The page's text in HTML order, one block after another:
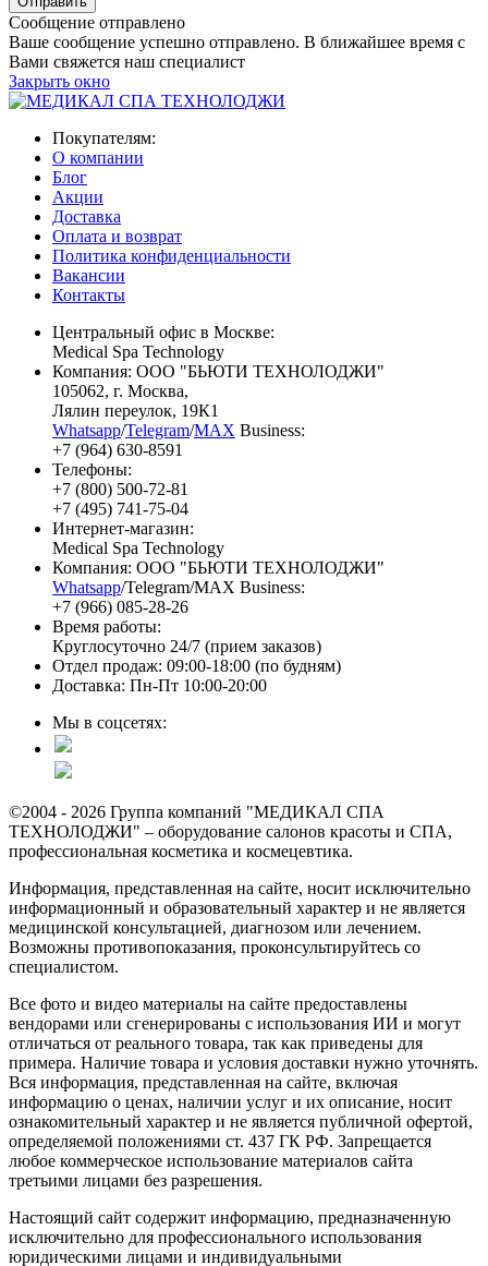
Сообщение отправлено
Ваше сообщение успешно отправлено. В ближайшее время с
Вами свяжется наш специалист
Закрыть окно
Покупателям:
О компании
Блог
Акции
Доставка
Оплата и возврат
Политика конфиденциальности
Вакансии
Контакты
Центральный офис в Москве:
Medical Spa Technology
Компания: ООО "БЬЮТИ ТЕХНОЛОДЖИ"
105062, г. Москва,
Лялин переулок, 19К1
Whatsapp/Telegram/MAX Business:
+7 (964) 630-8591
Телефоны:
+7 (800) 500-72-81
+7 (495) 741-75-04
Интернет-магазин:
Medical Spa Technology
Компания: ООО "БЬЮТИ ТЕХНОЛОДЖИ"
Whatsapp/Telegram/MAX Business:
+7 (966) 085-28-26
Время работы:
Круглосуточно 24/7 (прием заказов)
Отдел продаж: 09:00-18:00 (по будням)
Доставка: Пн-Пт 10:00-20:00
Мы в соцсетях:
©2004 - 2026 Группа компаний "МЕДИКАЛ СПА
ТЕХНОЛОДЖИ" – оборудование салонов красоты и СПА,
профессиональная косметика и космецевтика.
Информация, представленная на сайте, носит исключительно
информационный и образовательный характер и не является
медицинской консультацией, диагнозом или лечением.
Возможны противопоказания, проконсультируйтесь со
специалистом.
Все фото и видео материалы на сайте предоставлены
вендорами или сгенерированы с использования ИИ и могут
отличаться от реального товара, так как приведены для
примера. Наличие товара и условия доставки нужно уточнять.
Вся информация, представленная на сайте, включая
информацию о ценах, наличии услуг и их описание, носит
ознакомительный характер и не является публичной офертой,
определяемой положениями ст. 437 ГК РФ. Запрещается
любое коммерческое использование материалов сайта
третьими лицами без разрешения.
Настоящий сайт содержит информацию, предназначенную
исключительно для профессионального использования
юридическими лицами и индивидуальными